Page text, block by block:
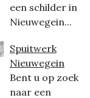
een schilder in
Nieuwegein...
Spuitwerk
Nieuwegein
Bent u op zoek
naar een